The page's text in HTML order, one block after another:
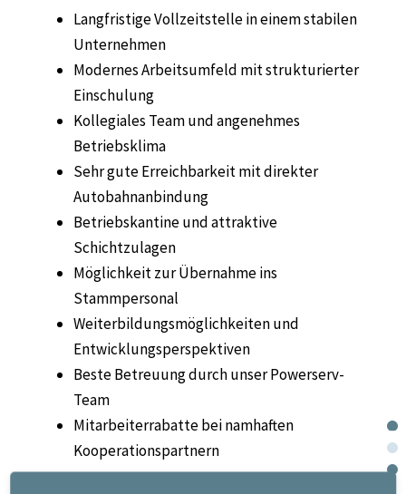
Langfristige Vollzeitstelle in einem stabilen
Unternehmen
Modernes Arbeitsumfeld mit strukturierter
Einschulung
Kollegiales Team und angenehmes
Betriebsklima
Sehr gute Erreichbarkeit mit direkter
Autobahnanbindung
Betriebskantine und attraktive
Schichtzulagen
Möglichkeit zur Übernahme ins
Stammpersonal
Weiterbildungsmöglichkeiten und
Entwicklungsperspektiven
Beste Betreuung durch unser Powerserv-
Team
Mitarbeiterrabatte bei namhaften
Kooperationspartnern